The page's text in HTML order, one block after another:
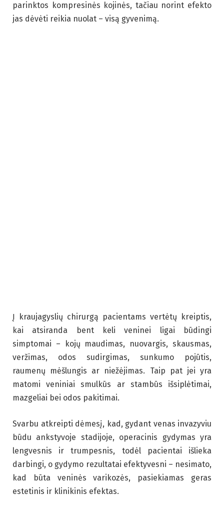
parinktos kompresinės kojinės, tačiau norint efekto
jas dėvėti reikia nuolat – visą gyvenimą.
Į kraujagyslių chirurgą pacientams vertėtų kreiptis,
kai atsiranda bent keli veninei ligai būdingi
simptomai – kojų maudimas, nuovargis, skausmas,
veržimas, odos sudirgimas, sunkumo pojūtis,
raumenų mėšlungis ar niežėjimas. Taip pat jei yra
matomi veniniai smulkūs ar stambūs išsiplėtimai,
mazgeliai bei odos pakitimai.
Svarbu atkreipti dėmesį, kad, gydant venas invazyviu
būdu ankstyvoje stadijoje, operacinis gydymas yra
lengvesnis ir trumpesnis, todėl pacientai išlieka
darbingi, o gydymo rezultatai efektyvesni – nesimato,
kad būta veninės varikozės, pasiekiamas geras
estetinis ir klinikinis efektas.